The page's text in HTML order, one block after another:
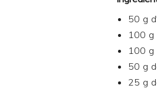
50 g
100 g
100 g
50 g
25 g